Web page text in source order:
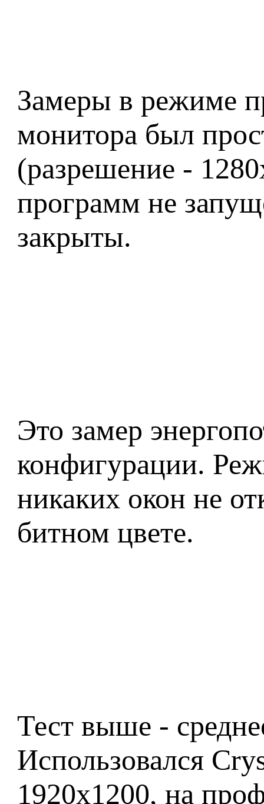
Замеры в режиме
монитора был
(разрешение -
программ не
закрыты.
Это замер
конфигурации.
никаких окон не
битном цвете.
Тест выше -
Использовался
1920x1200, на